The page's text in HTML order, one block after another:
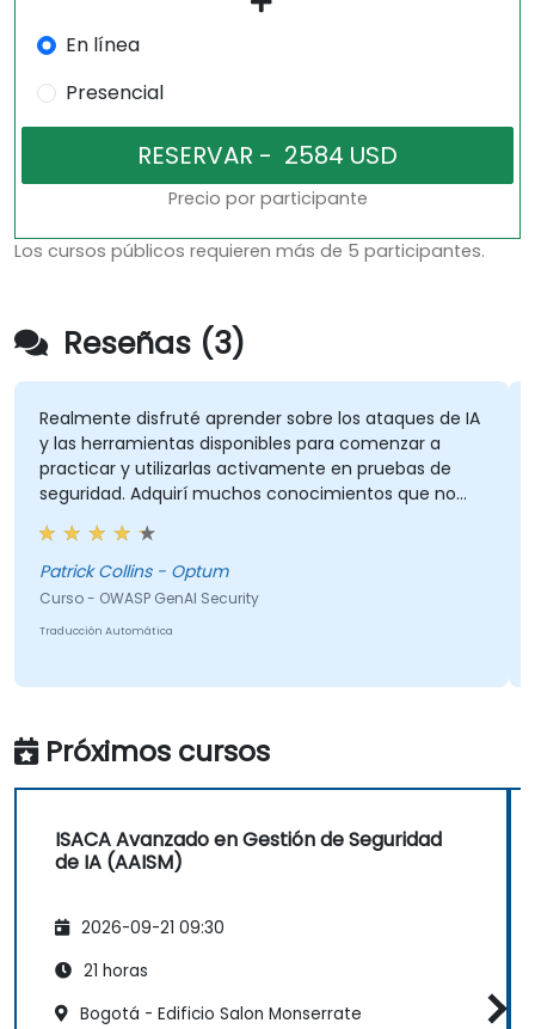
En línea
Presencial
Precio por participante
Los cursos públicos requieren más de 5 participantes.
Reseñas (3)
Realmente disfruté aprender sobre los ataques de IA
y las herramientas disponibles para comenzar a
practicar y utilizarlas activamente en pruebas de
seguridad. Adquirí muchos conocimientos que no
tenía al inicio, y el curso cumplió con lo que
esperaba. Mi parte favorita del entrenamiento fue el
navegador Comet, y quedé impresionado por lo que
podía hacer. Sin duda seguiré explorándolo más. En
Patrick Collins - Optum
Curso - OWASP GenAI Security
Traducción Automática
Próximos cursos
ISACA Avanzado en Gestión de Seguridad
de IA (AAISM)
2026-09-21 09:30
21 horas
Bogotá - Edificio Salon Monserrate